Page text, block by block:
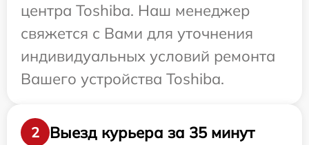
центра Toshiba. Наш менеджер
свяжется с Вами для уточнения
индивидуальных условий ремонта
Вашего устройства Toshiba.
2
Выезд курьера за 35 минут